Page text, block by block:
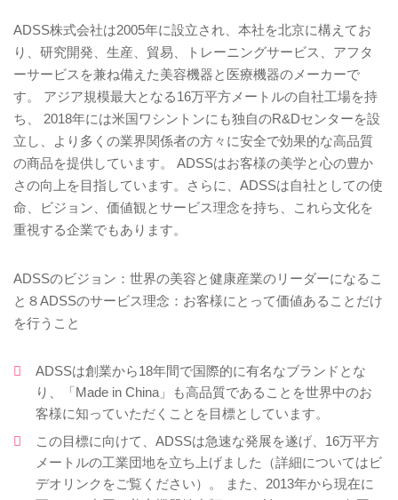
ADSS株式会社は2005年に設立され、本社を北京に構えてお
り、研究開発、生産、貿易、トレーニングサービス、アフタ
ーサービスを兼ね備えた美容機器と医療機器のメーカーで
す。 アジア規模最大となる16万平方メートルの自社工場を持
ち、 2018年には米国ワシントンにも独自のR&Dセンターを設
立し、より多くの業界関係者の方々に安全で効果的な高品質
の商品を提供しています。 ADSSはお客様の美学と心の豊か
さの向上を目指しています。さらに、ADSSは自社としての使
命、ビジョン、価値観とサービス理念を持ち、これら文化を
重視する企業でもあります。
ADSSのビジョン：世界の美容と健康産業のリーダーになるこ
と８ADSSのサービス理念：お客様にとって価値あることだけ
を行うこと
ADSSは創業から18年間で国際的に有名なブランドとな
り、「Made in China」も高品質であることを世界中のお
客様に知っていただくことを目標としています。
この目標に向けて、ADSSは急速な発展を遂げ、16万平方
メートルの工業団地を立ち上げました（詳細についてはビ
デオリンクをご覧ください）。 また、2013年から現在に